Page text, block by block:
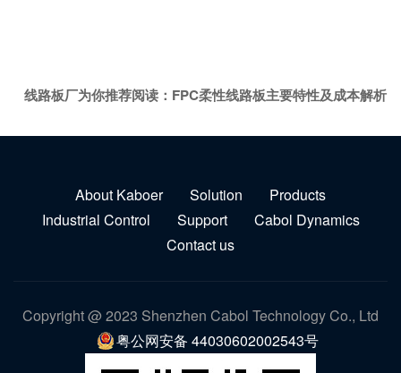
线路板厂为你推荐阅读： FPC柔性线路板主要特性及成本解析
About Kaboer Solution
Products
Industrial Control
Support
Cabol Dynamics
Contact us
Copyright @ 2023 Shenzhen Cabol Technology Co., Ltd
粤公网安备 44030602002543号